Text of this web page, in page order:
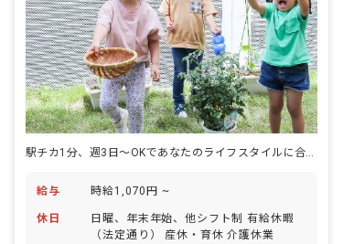
給与 時給1,070円 ~
休日
日曜、年末年始、他シフト制 有給休暇
（法定通り） 産休・育休 介護休業